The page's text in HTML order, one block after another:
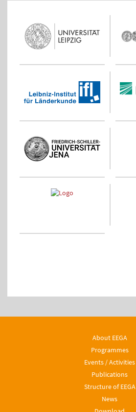
About EEGA
Programmes
Events / Activities
Publications
Structure of EEGA
News